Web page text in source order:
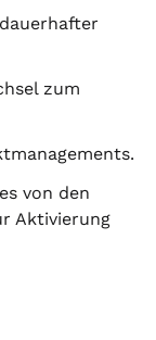
zum
von den
Aktivierung